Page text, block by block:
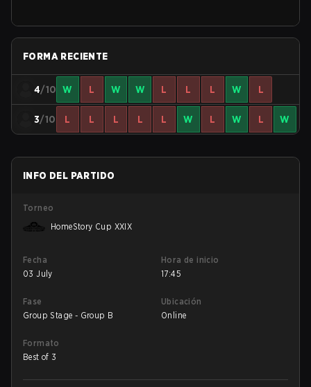
FORMA RECIENTE
4/10 W L W W L L L W L
3/10 L L L L L W L W L W
INFO DEL PARTIDO
Torneo
HomeStory Cup XXIX
Fecha
03 July
Hora de inicio
17:45
Fase
Group Stage - Group B
Ubicación
Online
Formato
Best of 3